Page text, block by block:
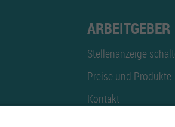
ARBEITGEBER
Stellenanzeige
Preise und Produkte
Kontakt